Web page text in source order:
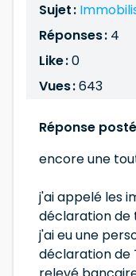
Sujet :
Réponses : 4
Like :0
Vues :643
Réponse
encore une
j'ai appelé les
déclaration de
j'ai eu une
déclaration de